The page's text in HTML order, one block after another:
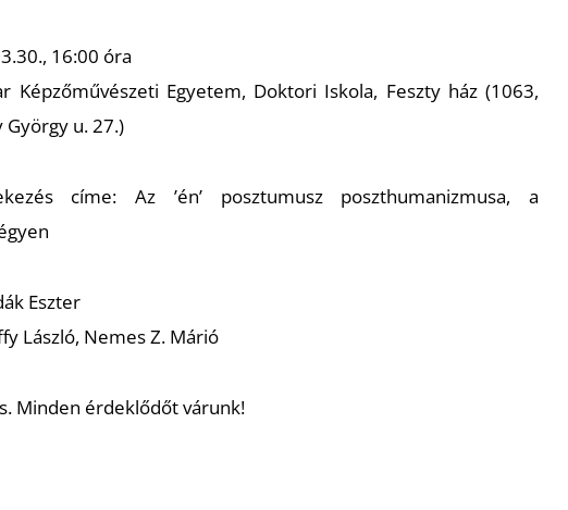
16:00 óra
Képzőművészeti Egyetem, Doktori Iskola, Feszty ház (1063,
u. 27.)
címe: Az ’én’ posztumusz poszthumanizmusa, a
Eszter
László, Nemes Z. Márió
Minden érdeklődőt várunk!